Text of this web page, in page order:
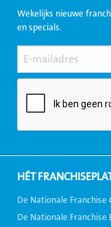
Wekelijks nieuwe
en specials.
HÉT
De Nationale Franchise
De Nationale Franchise